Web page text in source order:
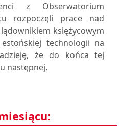
z Obserwatorium
rozpoczęli prace nad
księżycowym
technologii na
że do końca tej
następnej.